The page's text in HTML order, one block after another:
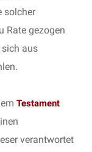
solcher
Rate gezogen
sich aus
Testament
verantwortet